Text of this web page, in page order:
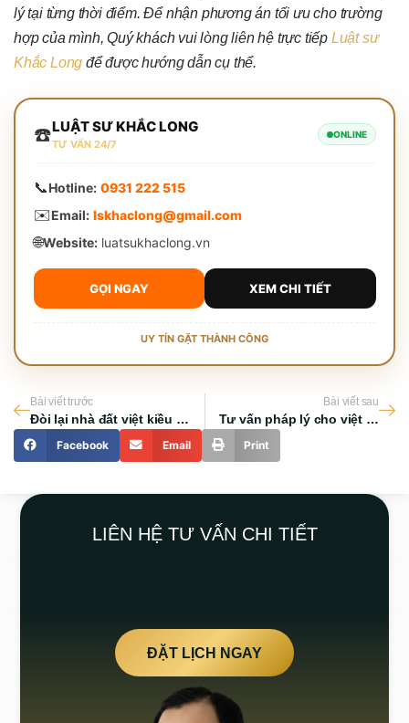
lý tại từng thời điểm. Để nhận phương án tối ưu cho trường
hợp của mình, Quý khách vui lòng liên hệ trực tiếp Luật sư
Khắc Long để được hướng dẫn cụ thể.
☎️LUẬT SƯ KHẮC LONG
TƯ VẤN 24/7
ONLINE
📞Hotline: 0931 222 515
✉️Email: lskhaclong@gmail.com
🌐Website:luatsukhaclong.vn
GỌI NGAY XEM CHI TIẾT
UY TÍN GẶT THÀNH CÔNG
Bài viết trước
Đòi lại nhà đất việt kiều nhờ người thân đứng tên: Hướng xử lý hiệu quả
Bài viết sau
Tư vấn pháp lý cho việt kiều mua đất tại Việt Nam: Hướng dẫn chi tiết về quyền và điều kiện
Facebook Email Print
LIÊN HỆ TƯ VẤN CHI TIẾT
ĐẶT LỊCH NGAY